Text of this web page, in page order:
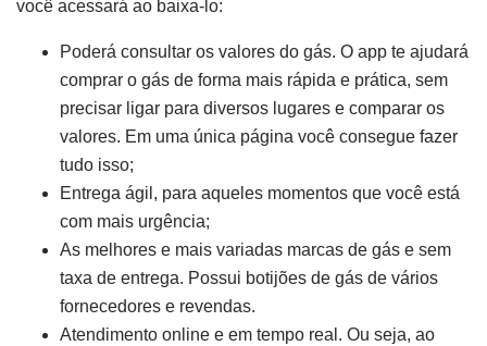
você acessará ao baixa-lo:
Poderá consultar os valores do gás. O app te ajudará
comprar o gás de forma mais rápida e prática, sem
precisar ligar para diversos lugares e comparar os
valores. Em uma única página você consegue fazer
tudo isso;
Entrega ágil, para aqueles momentos que você está
com mais urgência;
As melhores e mais variadas marcas de gás e sem
taxa de entrega. Possui botijões de gás de vários
fornecedores e revendas.
Atendimento online e em tempo real. Ou seja, ao